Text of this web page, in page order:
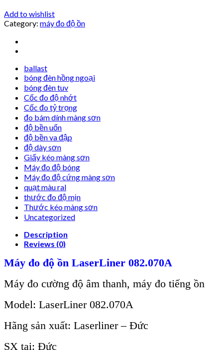
Add to wishlist
Category: máy đo độ ồn
ballast
bóng đèn hồng ngoại
bóng đèn tuv
Cốc đo độ nhớt
Cốc đo tỷ trọng
đo bám dính màng sơn
độ bền uốn
độ bền va đập
độ dày sơn
Giấy kéo màng sơn
Máy đo độ bóng
Máy đo độ cứng màng sơn
quạt màu ral
thước đo độ mịn
Thước kéo màng sơn
Uncategorized
Description
Reviews (0)
Máy đo độ ồn LaserLiner 082.070A
Máy đo cường độ âm thanh, máy đo tiếng ồn
Model: LaserLiner 082.070A
Hãng sản xuất: Laserliner – Đức
SX tại: Đức